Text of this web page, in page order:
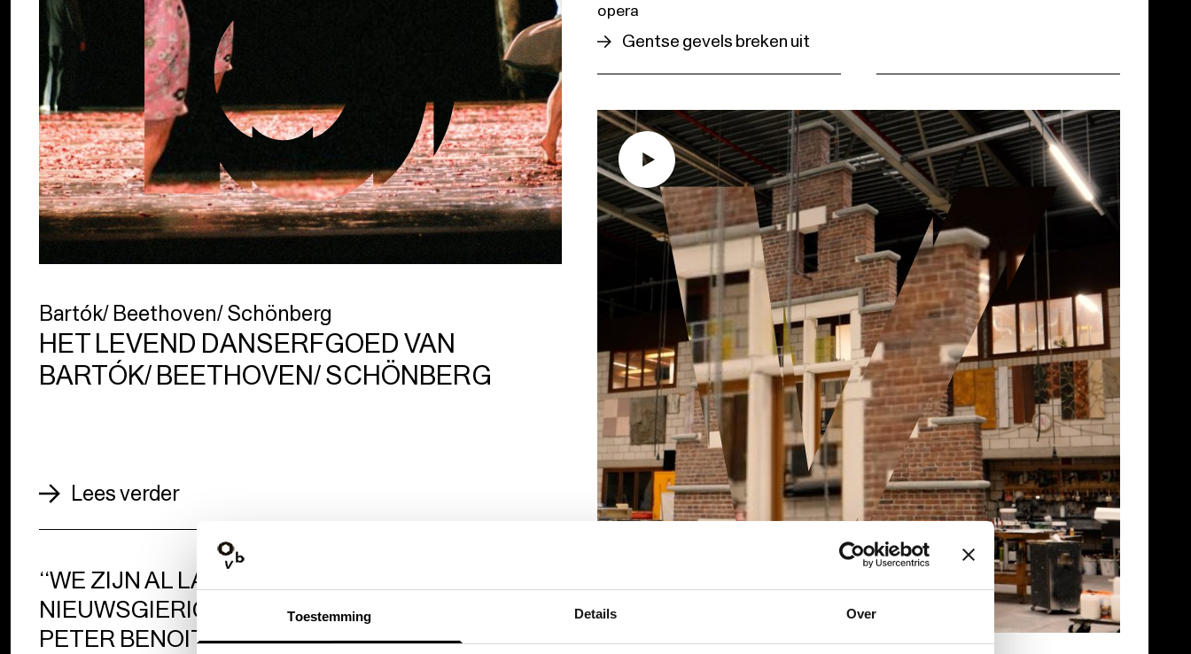
Toestemming Details Over
Bartók/ Beethoven/ Schönberg
HET LEVEND DANSERFGOED VAN
BARTÓK/ BEETHOVEN/ SCHÖNBERG
Lees verder
opera
Gentse gevels breken uit
‘‘WE ZIJN AL LANGER
NIEUWSGIERIG NAAR
PETER BENOIT’’